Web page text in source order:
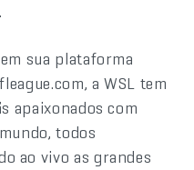
sua plataforma
a WSL tem
apaixonados com
todos
ao vivo as grandes